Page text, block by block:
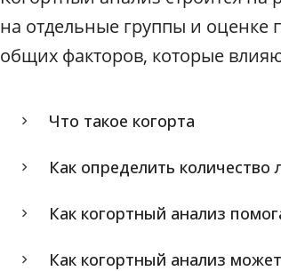
на отдельные группы и оценке
общих факторов, которые
Что такое когорта
Как определить количество
Как когортный анализ
Как когортный анализ